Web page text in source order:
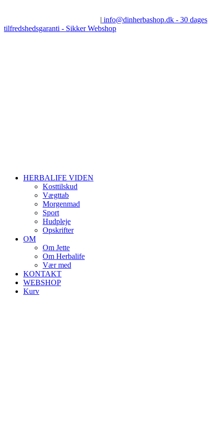
content
| info@dinherbashop.dk - 30 dages
tilfredshedsgaranti - Sikker Webshop
HERBALIFE VIDEN
Kosttilskud
Vægttab
Morgenmad
Sport
Hudpleje
Opskrifter
OM
Om Jette
Om Herbalife
Vær med
KONTAKT
WEBSHOP
Kurv